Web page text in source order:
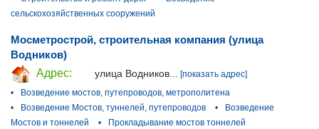
сельскохозяйственных сооружений
Мосметрострой, строительная компания (улица
Водников)
Адрес:
улица Водников... [показать адрес]
•
Возведение мостов, путепроводов, метрополитена
•
Возведение Мостов, туннелей, путепроводов •
Возведение
Мостов и тоннелей
•
Прокладывание мостов тоннелей